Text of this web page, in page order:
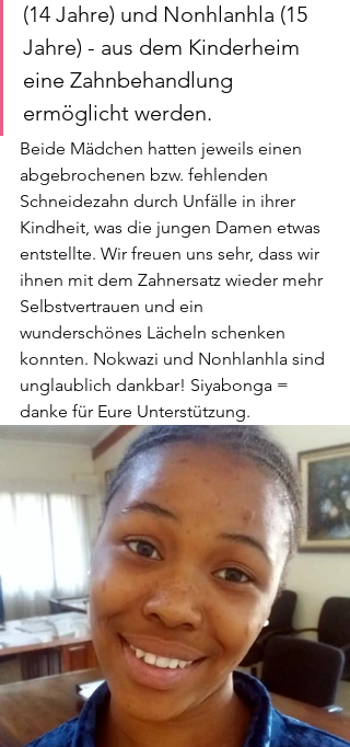
(14 Jahre) und Nonhlanhla (15
Jahre) - aus dem Kinderheim
eine Zahnbehandlung
ermöglicht werden.
Beide Mädchen hatten jeweils einen
abgebrochenen bzw. fehlenden
Schneidezahn durch Unfälle in ihrer
Kindheit, was die jungen Damen etwas
entstellte. Wir freuen uns sehr, dass wir
ihnen mit dem Zahnersatz wieder mehr
Selbstvertrauen und ein
wunderschönes Lächeln schenken
konnten. Nokwazi und Nonhlanhla sind
unglaublich dankbar! Siyabonga =
danke für Eure Unterstützung.